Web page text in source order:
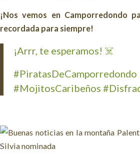
¡Nos vemos en Camporredondo
recordada para siempre!
¡Arrr, te esperamos! ‍☠️
#MojitosCaribeños